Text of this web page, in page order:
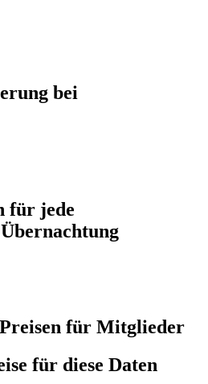
bei
für jede
für Mitglieder
für diese Daten